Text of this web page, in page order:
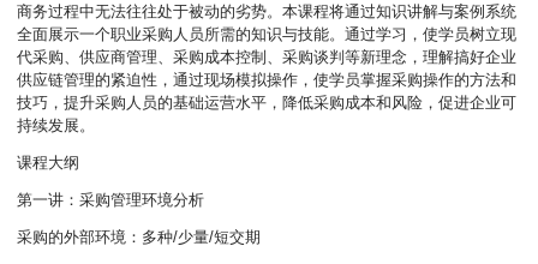
商务过程中无法往往处于被动的劣势。本课程将通过知识讲解与案例系统
全面展示一个职业采购人员所需的知识与技能。通过学习，使学员树立现
代采购、供应商管理、采购成本控制、采购谈判等新理念，理解搞好企业
供应链管理的紧迫性，通过现场模拟操作，使学员掌握采购操作的方法和
技巧，提升采购人员的基础运营水平，降低采购成本和风险，促进企业可
持续发展。
课程大纲
第一讲：采购管理环境分析
采购的外部环境：多种/少量/短交期